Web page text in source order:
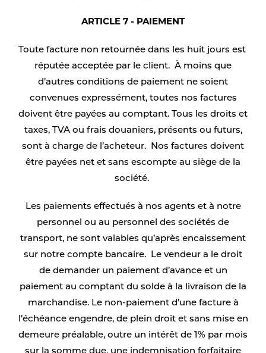
ARTICLE 7 - PAIEMENT
Toute facture non retournée dans les huit jours est
réputée acceptée par le client. À moins que
d’autres conditions de paiement ne soient
convenues expressément, toutes nos factures
doivent être payées au comptant. Tous les droits et
taxes, TVA ou frais douaniers, présents ou futurs,
sont à charge de l’acheteur. Nos factures doivent
être payées net et sans escompte au siège de la
société.
Les paiements effectués à nos agents et à notre
personnel ou au personnel des sociétés de
transport, ne sont valables qu’après encaissement
sur notre compte bancaire. Le vendeur a le droit
de demander un paiement d’avance et un
paiement au comptant du solde à la livraison de la
marchandise. Le non-paiement d’une facture à
l’échéance engendre, de plein droit et sans mise en
demeure préalable, outre un intérêt de 1% par mois